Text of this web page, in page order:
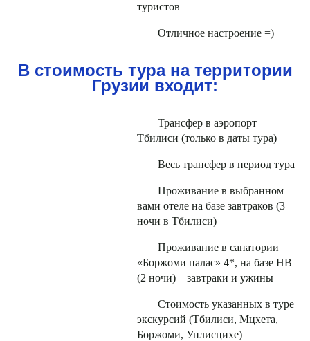
туристов
Отличное настроение =)
В стоимость тура на территории
Грузии входит:
Трансфер в аэропорт
Тбилиси (только в даты тура)
Весь трансфер в период тура
Проживание в выбранном
вами отеле на базе завтраков (3
ночи в Тбилиси)
Проживание в санатории
«Боржоми палас» 4*, на базе НВ
(2 ночи) – завтраки и ужины
Стоимость указанных в туре
экскурсий (Тбилиси, Мцхета,
Боржоми, Уплисцихе)